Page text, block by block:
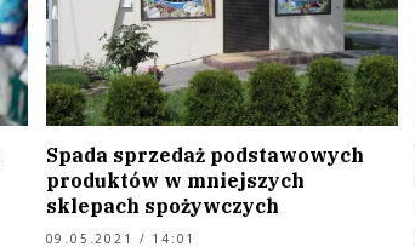
Spada sprzedaż podstawowych
produktów w mniejszych
sklepach spożywczych
09.05.2021 / 14:01